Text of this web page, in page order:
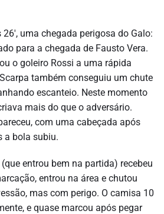
26′, uma chegada perigosa do Galo:
para a chegada de Fausto Vera.
o goleiro Rossi a uma rápida
também conseguiu um chute
escanteio. Neste momento
mais do que o adversário.
com uma cabeçada após
a bola subiu.
entrou bem na partida) recebeu
entrou na área e chutou
mas com perigo. O camisa 10
e quase marcou após pegar